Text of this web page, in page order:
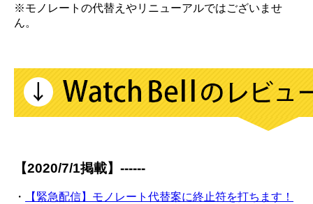
※モノレートの代替えやリニューアルではございませ
ん。
【2020/7/1掲載】------
・
【緊急配信】モノレート代替案に終止符を打ちます！